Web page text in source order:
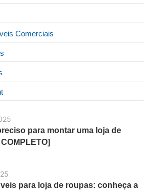
para montar uma loja de
para loja de roupas: conheça a
Comerciais